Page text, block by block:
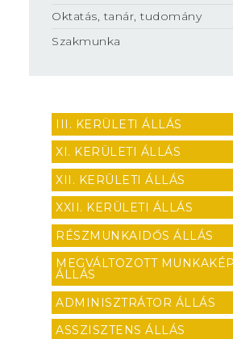
Oktatás, tanár, tudomány
Szakmunka
III. KERÜLETI ÁLLÁS
XI. KERÜLETI ÁLLÁS
XII. KERÜLETI ÁLLÁS
XXII. KERÜLETI ÁLLÁS
RÉSZMUNKAIDŐS ÁLLÁS
MEGVÁLTOZOTT
ÁLLÁS
ADMINISZTRÁTOR ÁLLÁS
ASSZISZTENS ÁLLÁS